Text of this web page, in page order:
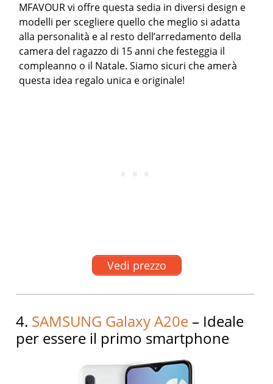
MFAVOUR vi offre questa sedia in diversi design e
modelli per scegliere quello che meglio si adatta
alla personalità e al resto dell’arredamento della
camera del ragazzo di 15 anni che festeggia il
compleanno o il Natale. Siamo sicuri che amerà
questa idea regalo unica e originale!
Vedi prezzo
4. SAMSUNG Galaxy A20e – Ideale
per essere il primo smartphone